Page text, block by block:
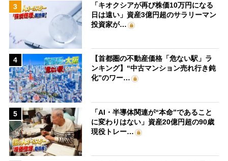
3
「キオクシアが再び株価10万円になる
日は遠い」資産3億円超のサラリーマン
投資家が…
4
【首都圏の不動産価格「危ない駅」ラ
ンキング】“中古マンション売れ行き鈍
化”のワー…
5
「AI・半導体関連が“本命”であること
に変わりはない」資産20億円超の90歳
現役トレー…